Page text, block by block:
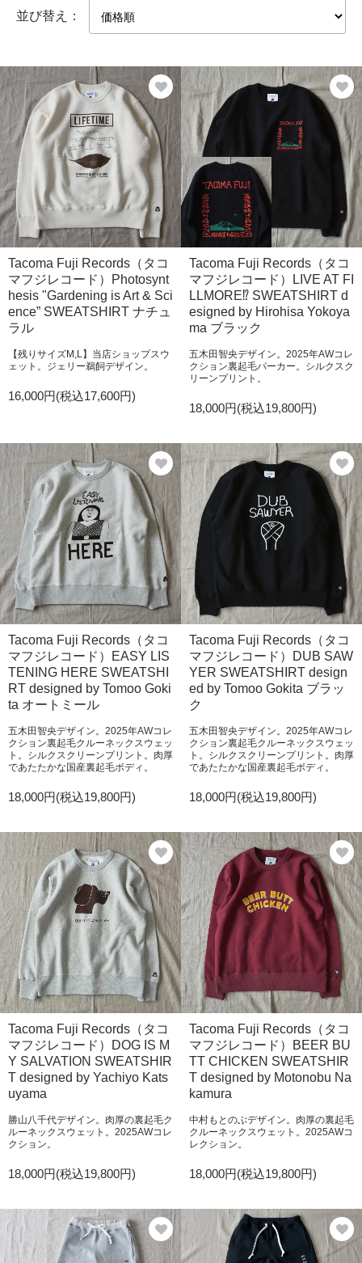
並び替え：
Tacoma Fuji Records（タコ
マフジレコード）Photosynt
hesis "Gardening is Art & Sci
ence” SWEATSHIRT ナチュ
ラル
【残りサイズM,L】当店ショップスウ
ェット。ジェリー鵜飼デザイン。
16,000円(税込17,600円)
Tacoma Fuji Records（タコ
マフジレコード）LIVE AT FI
LLMORE⁉ SWEATSHIRT d
esigned by Hirohisa Yokoya
ma ブラック
五木田智央デザイン。2025年AWコレ
クション裏起毛パーカー。シルクスク
リーンプリント。
18,000円(税込19,800円)
Tacoma Fuji Records（タコ
マフジレコード）EASY LIS
TENING HERE SWEATSHI
RT designed by Tomoo Goki
ta オートミール
五木田智央デザイン。2025年AWコレ
クション裏起毛クルーネックスウェッ
ト。シルクスクリーンプリント。肉厚
であたたかな国産裏起毛ボディ。
18,000円(税込19,800円)
Tacoma Fuji Records（タコ
マフジレコード）DUB SAW
YER SWEATSHIRT design
ed by Tomoo Gokita ブラッ
ク
五木田智央デザイン。2025年AWコレ
クション裏起毛クルーネックスウェッ
ト。シルクスクリーンプリント。肉厚
であたたかな国産裏起毛ボディ。
18,000円(税込19,800円)
Tacoma Fuji Records（タコ
マフジレコード）DOG IS M
Y SALVATION SWEATSHIR
T designed by Yachiyo Kats
uyama
勝山八千代デザイン。肉厚の裏起毛ク
ルーネックスウェット。2025AWコレ
クション。
18,000円(税込19,800円)
Tacoma Fuji Records（タコ
マフジレコード）BEER BU
TT CHICKEN SWEATSHIR
T designed by Motonobu Na
kamura
中村もとのぶデザイン。肉厚の裏起毛
クルーネックスウェット。2025AWコ
レクション。
18,000円(税込19,800円)